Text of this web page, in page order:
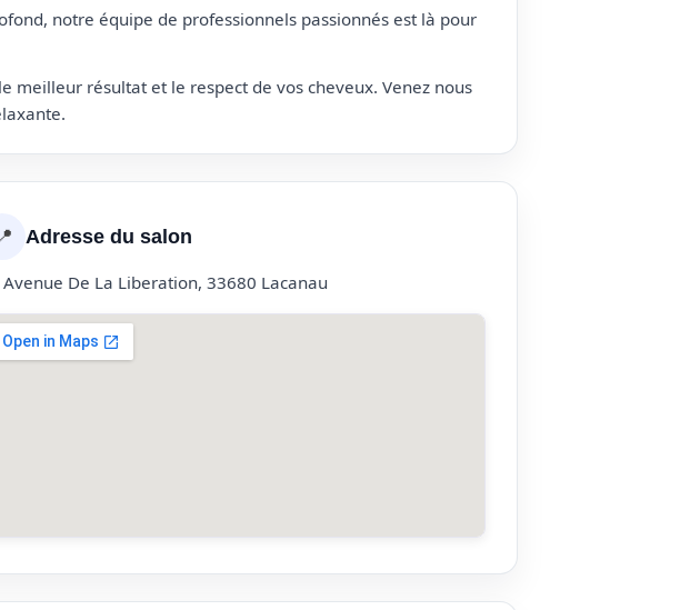
notre équipe de professionnels passionnés est là pour
résultat et le respect de vos cheveux. Venez nous
Adresse du salon
Avenue De La Liberation, 33680 Lacanau